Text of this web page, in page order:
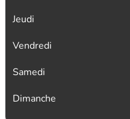
Jeudi
Vendredi
Samedi
Dimanche